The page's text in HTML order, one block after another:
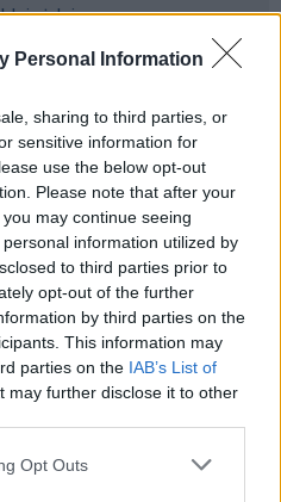
Personal Information
sharing to third parties, or
sensitive information for
use the below opt-out
Please note that after your
may continue seeing
information utilized by
to third parties prior to
opt-out of the further
by third parties on the
This information may
parties on the IAB’s List of
may further disclose it to other
Opt Outs